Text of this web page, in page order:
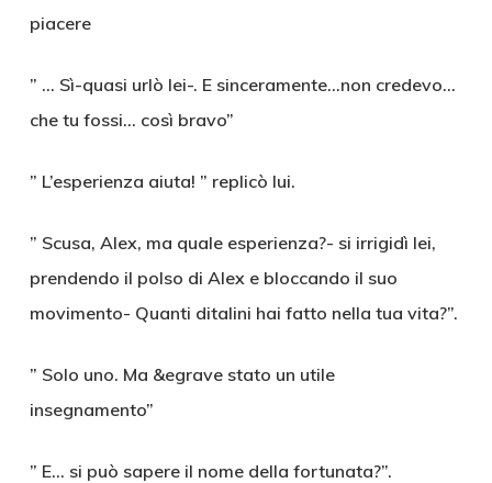
piacere
” … Sì-quasi urlò lei-. E sinceramente…non credevo…
che tu fossi… così bravo”
” L’esperienza aiuta! ” replicò lui.
” Scusa, Alex, ma quale esperienza?- si irrigidì lei,
prendendo il polso di Alex e bloccando il suo
movimento- Quanti ditalini hai fatto nella tua vita?”.
” Solo uno. Ma &egrave stato un utile
insegnamento”
” E… si può sapere il nome della fortunata?”.